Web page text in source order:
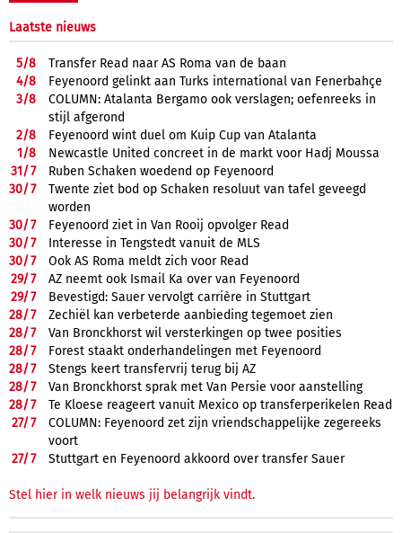
Laatste nieuws
5/8
Transfer Read naar AS Roma van de baan
4/8
Feyenoord gelinkt aan Turks international van Fenerbahçe
3/8
COLUMN: Atalanta Bergamo ook verslagen; oefenreeks in
stijl afgerond
2/8
Feyenoord wint duel om Kuip Cup van Atalanta
1/8
Newcastle United concreet in de markt voor Hadj Moussa
31/7
Ruben Schaken woedend op Feyenoord
30/7
Twente ziet bod op Schaken resoluut van tafel geveegd
worden
30/7
Feyenoord ziet in Van Rooij opvolger Read
30/7
Interesse in Tengstedt vanuit de MLS
30/7
Ook AS Roma meldt zich voor Read
29/7
AZ neemt ook Ismail Ka over van Feyenoord
29/7
Bevestigd: Sauer vervolgt carrière in Stuttgart
28/7
Zechiël kan verbeterde aanbieding tegemoet zien
28/7
Van Bronckhorst wil versterkingen op twee posities
28/7
Forest staakt onderhandelingen met Feyenoord
28/7
Stengs keert transfervrij terug bij AZ
28/7
Van Bronckhorst sprak met Van Persie voor aanstelling
28/7
Te Kloese reageert vanuit Mexico op transferperikelen Read
27/7
COLUMN: Feyenoord zet zijn vriendschappelijke zegereeks
voort
27/7 Stuttgart en Feyenoord akkoord over transfer Sauer
Stel hier in welk nieuws jij belangrijk vindt.